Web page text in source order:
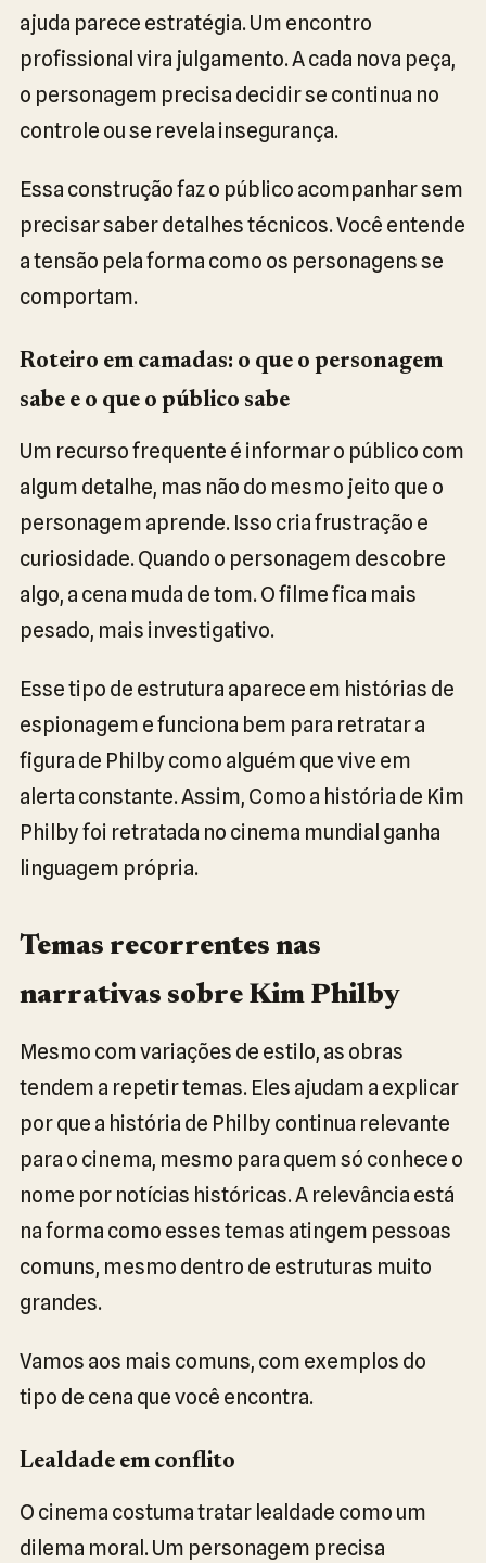
ajuda parece estratégia. Um encontro
profissional vira julgamento. A cada nova peça,
o personagem precisa decidir se continua no
controle ou se revela insegurança.
Essa construção faz o público acompanhar sem
precisar saber detalhes técnicos. Você entende
a tensão pela forma como os personagens se
comportam.
Roteiro em camadas: o que o personagem
sabe e o que o público sabe
Um recurso frequente é informar o público com
algum detalhe, mas não do mesmo jeito que o
personagem aprende. Isso cria frustração e
curiosidade. Quando o personagem descobre
algo, a cena muda de tom. O filme fica mais
pesado, mais investigativo.
Esse tipo de estrutura aparece em histórias de
espionagem e funciona bem para retratar a
figura de Philby como alguém que vive em
alerta constante. Assim, Como a história de Kim
Philby foi retratada no cinema mundial ganha
linguagem própria.
Temas recorrentes nas
narrativas sobre Kim Philby
Mesmo com variações de estilo, as obras
tendem a repetir temas. Eles ajudam a explicar
por que a história de Philby continua relevante
para o cinema, mesmo para quem só conhece o
nome por notícias históricas. A relevância está
na forma como esses temas atingem pessoas
comuns, mesmo dentro de estruturas muito
grandes.
Vamos aos mais comuns, com exemplos do
tipo de cena que você encontra.
Lealdade em conflito
O cinema costuma tratar lealdade como um
dilema moral. Um personagem precisa